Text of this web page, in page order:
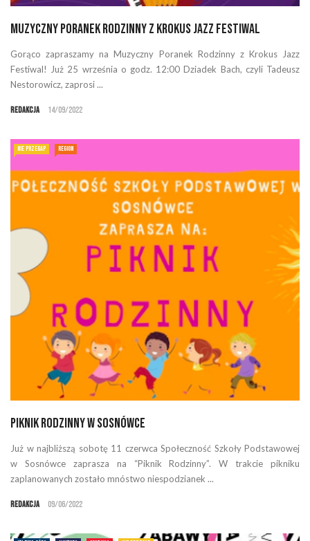
Muzyczny Poranek Rodzinny z Krokus Jazz Festiwal
Gorąco zapraszamy na Muzyczny Poranek Rodzinny z Krokus Jazz
Festiwal! Już 25 września o godz. 12:00 Dziadek Bach, czyli Tadeusz
Nestorowicz, zaprosi ...
Redakcja 14/09/2022
NIE PRZEGAP REGION
Piknik Rodzinny w Sosnówce
Już w najbliższą sobotę 11 czerwca Społeczność Szkoły Podstawowej
w Sosnówce zaprasza na “Piknik Rodzinny”. W trakcie pikniku
zaplanowanych zostało mnóstwo niespodzianek ...
Redakcja 09/06/2022